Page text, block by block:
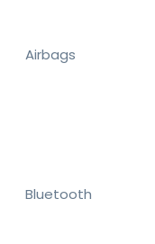
Airbags
Bluetooth